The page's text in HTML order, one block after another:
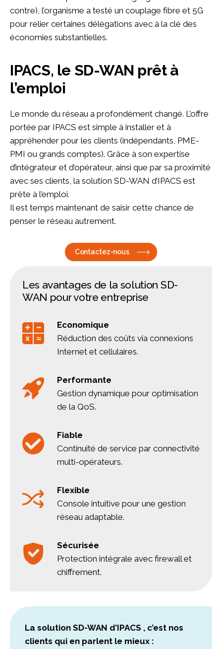
contre), l’organisme a testé un couplage fibre et 5G
pour relier certaines délégations avec à la clé des
économies substantielles.
IPACS, le SD-WAN prêt à
l’emploi
Le monde du réseau a profondément changé. L’offre
portée par IPACS est simple à installer et à
appréhender pour les clients (indépendants, PME-
PMI ou grands comptes). Grâce à son expertise
d’intégrateur et d’opérateur, ainsi que par sa proximité
avec ses clients, la solution SD-WAN d’IPACS est
prête à l’emploi.
Il est temps maintenant de saisir cette chance de
penser le réseau autrement.
Contactez-nous
Les avantages de la solution SD-
WAN pour votre entreprise
Economique
Réduction des coûts via connexions
Internet et cellulaires.
Performante
Gestion dynamique pour optimisation
de la QoS.
Fiable
Continuité de service par connectivité
multi-opérateurs.
Flexible
Console intuitive pour une gestion
réseau adaptable.
Sécurisée
Protection intégrale avec firewall et
chiffrement.
La solution SD-WAN d’IPACS , c’est nos
clients qui en parlent le mieux :